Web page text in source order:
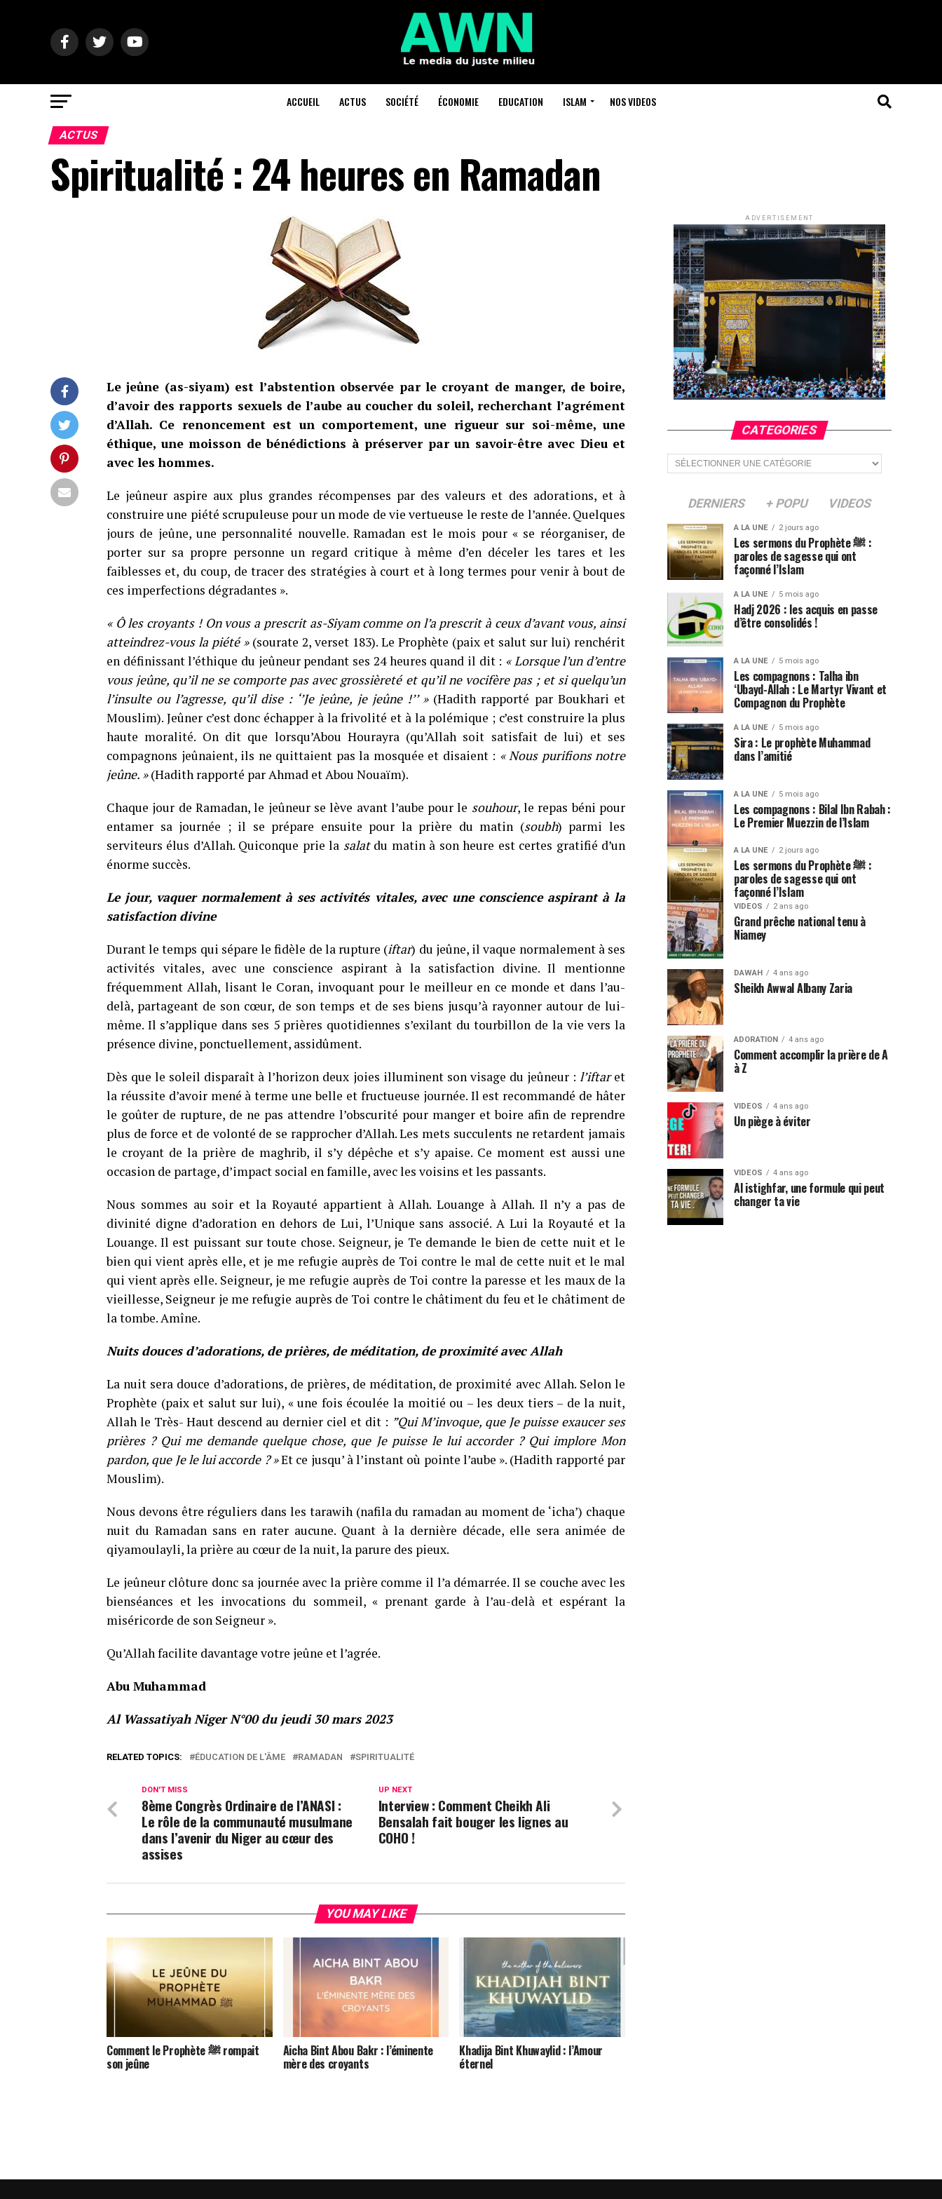
ACCUEIL ACTUS SOCIÉTÉ ÉCONOMIE EDUCATION ISLAM NOS VIDEOS
ACTUS
Spiritualité : 24 heures en Ramadan
Le jeûne (as-siyam) est l’abstention observée par le croyant de manger, de boire,
d’avoir des rapports sexuels de l’aube au coucher du soleil, recherchant l’agrément
d’Allah. Ce renoncement est un comportement, une rigueur sur soi-même, une
éthique, une moisson de bénédictions à préserver par un savoir-être avec Dieu et
avec les hommes.
Le jeûneur aspire aux plus grandes récompenses par des valeurs et des adorations, et à
construire une piété scrupuleuse pour un mode de vie vertueuse le reste de l’année. Quelques
jours de jeûne, une personnalité nouvelle. Ramadan est le mois pour « se réorganiser, de
porter sur sa propre personne un regard critique à même d’en déceler les tares et les
faiblesses et, du coup, de tracer des stratégies à court et à long termes pour venir à bout de
ces imperfections dégradantes ».
« Ô les croyants ! On vous a prescrit as-Siyam comme on l’a prescrit à ceux d’avant vous, ainsi
atteindrez-vous la piété »(sourate 2, verset 183). Le Prophète (paix et salut sur lui) renchérit
en définissant l’éthique du jeûneur pendant ses 24 heures quand il dit : « Lorsque l’un d’entre
vous jeûne, qu’il ne se comporte pas avec grossièreté et qu’il ne vocifère pas ; et si quelqu’un
l’insulte ou l’agresse, qu’il dise : ‘’Je jeûne, je jeûne !’’ »(Hadith rapporté par Boukhari et
Mouslim). Jeûner c’est donc échapper à la frivolité et à la polémique ; c’est construire la plus
haute moralité. On dit que lorsqu’Abou Hourayra (qu’Allah soit satisfait de lui) et ses
compagnons jeûnaient, ils ne quittaient pas la mosquée et disaient : « Nous purifions notre
jeûne. »(Hadith rapporté par Ahmad et Abou Nouaïm).
Chaque jour de Ramadan, le jeûneur se lève avant l’aube pour le souhour, le repas béni pour
entamer sa journée ; il se prépare ensuite pour la prière du matin (soubh) parmi les
serviteurs élus d’Allah. Quiconque prie la salatdu matin à son heure est certes gratifié d’un
énorme succès.
Le jour, vaquer normalement à ses activités vitales, avec une conscience aspirant à la
satisfaction divine
Durant le temps qui sépare le fidèle de la rupture (iftar) du jeûne, il vaque normalement à ses
activités vitales, avec une conscience aspirant à la satisfaction divine. Il mentionne
fréquemment Allah, lisant le Coran, invoquant pour le meilleur en ce monde et dans l’au-
delà, partageant de son cœur, de son temps et de ses biens jusqu’à rayonner autour de lui-
même. Il s’applique dans ses 5 prières quotidiennes s’exilant du tourbillon de la vie vers la
présence divine, ponctuellement, assidûment.
Dès que le soleil disparaît à l’horizon deux joies illuminent son visage du jeûneur : l’iftaret
la réussite d’avoir mené à terme une belle et fructueuse journée. Il est recommandé de hâter
le goûter de rupture, de ne pas attendre l’obscurité pour manger et boire afin de reprendre
plus de force et de volonté de se rapprocher d’Allah. Les mets succulents ne retardent jamais
le croyant de la prière de maghrib, il s’y dépêche et s’y apaise. Ce moment est aussi une
occasion de partage, d’impact social en famille, avec les voisins et les passants.
Nous sommes au soir et la Royauté appartient à Allah. Louange à Allah. Il n’y a pas de
divinité digne d’adoration en dehors de Lui, l’Unique sans associé. A Lui la Royauté et la
Louange. Il est puissant sur toute chose. Seigneur, je Te demande le bien de cette nuit et le
bien qui vient après elle, et je me refugie auprès de Toi contre le mal de cette nuit et le mal
qui vient après elle. Seigneur, je me refugie auprès de Toi contre la paresse et les maux de la
vieillesse, Seigneur je me refugie auprès de Toi contre le châtiment du feu et le châtiment de
la tombe. Amîne.
Nuits douces d’adorations, de prières, de méditation, de proximité avec Allah
La nuit sera douce d’adorations, de prières, de méditation, de proximité avec Allah. Selon le
Prophète (paix et salut sur lui), « une fois écoulée la moitié ou – les deux tiers – de la nuit,
Allah le Très- Haut descend au dernier ciel et dit : ”Qui M’invoque, que Je puisse exaucer ses
prières ? Qui me demande quelque chose, que Je puisse le lui accorder ? Qui implore Mon
pardon, que Je le lui accorde ? »Et ce jusqu’ à l’instant où pointe l’aube ». (Hadith rapporté par
Mouslim).
Nous devons être réguliers dans les tarawih (nafila du ramadan au moment de ‘icha’) chaque
nuit du Ramadan sans en rater aucune. Quant à la dernière décade, elle sera animée de
qiyamoulayli, la prière au cœur de la nuit, la parure des pieux.
Le jeûneur clôture donc sa journée avec la prière comme il l’a démarrée. Il se couche avec les
bienséances et les invocations du sommeil, « prenant garde à l’au-delà et espérant la
miséricorde de son Seigneur ».
Qu’Allah facilite davantage votre jeûne et l’agrée.
Abu Muhammad
Al Wassatiyah Niger N°00 du jeudi 30 mars 2023
RELATED TOPICS: ÉDUCATION DE L'ÂME RAMADAN SPIRITUALITÉ
UP NEXT
Interview : Comment Cheikh Ali
Bensalah fait bouger les lignes au
COHO !
DON'T MISS
8ème Congrès Ordinaire de l’ANASI :
Le rôle de la communauté musulmane
dans l’avenir du Niger au cœur des
assises
YOU MAY LIKE
Comment le Prophète ﷺ rompait
son jeûne
Aicha Bint Abou Bakr : l’éminente
mère des croyants
Khadija Bint Khuwaylid : l’Amour
éternel
ADVERTISEMENT
CATEGORIES
Categories
DERNIERS + POPU VIDEOS
A LA UNE 2 jours ago
Les sermons du Prophète ﷺ :
paroles de sagesse qui ont
façonné l’Islam
A LA UNE 5 mois ago
Hadj 2026 : les acquis en passe
d’être consolidés !
A LA UNE 5 mois ago
Les compagnons : Talha ibn
‘Ubayd-Allah : Le Martyr Vivant et
Compagnon du Prophète
A LA UNE 5 mois ago
Sira : Le prophète Muhammad
dans l’amitié
A LA UNE 5 mois ago
Les compagnons : Bilal Ibn Rabah :
Le Premier Muezzin de l’Islam
A LA UNE 2 jours ago
Les sermons du Prophète ﷺ :
paroles de sagesse qui ont
façonné l’Islam
VIDEOS 2 ans ago
Grand prêche national tenu à
Niamey
DAWAH 4 ans ago
Sheikh Awwal Albany Zaria
ADORATION 4 ans ago
Comment accomplir la prière de A
à Z
VIDEOS 4 ans ago
Un piège à éviter
VIDEOS 4 ans ago
Al istighfar, une formule qui peut
changer ta vie